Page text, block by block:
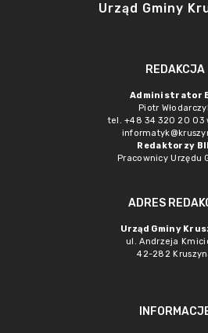
Urząd Gminy
REDAKCJA
Administrator
Piotr
tel. +48 34 320 20 03
Redaktorzy
Pracownicy Urzędu
ADRES
Urząd Gminy
ul. Andrzeja
42-282